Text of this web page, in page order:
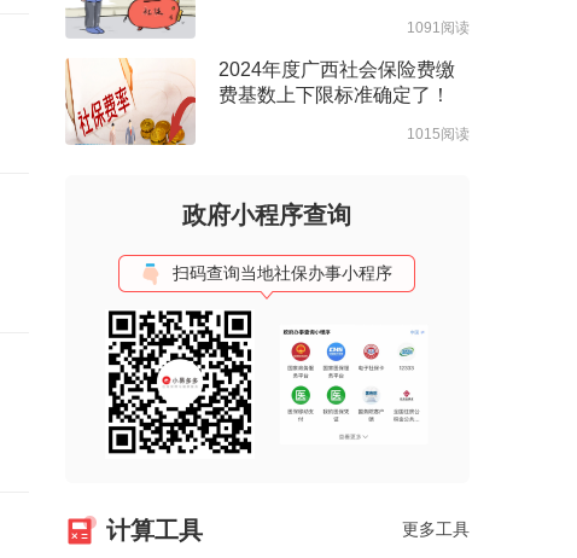
1091阅读
2024年度广西社会保险费缴
费基数上下限标准确定了！
1015阅读
政府小程序查询
扫码查询当地社保办事小程序
计算工具 更多工具